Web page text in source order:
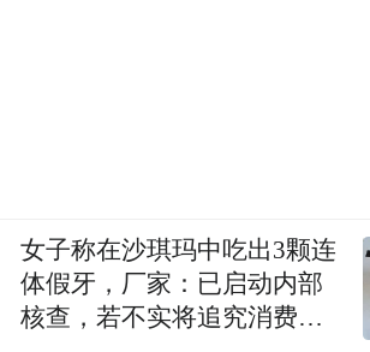
女子称在沙琪玛中吃出3颗连
体假牙，厂家：已启动内部
核查，若不实将追究消费者